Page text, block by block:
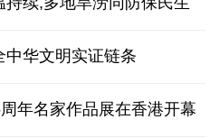
华文明实证链条
年名家作品展在香港开幕